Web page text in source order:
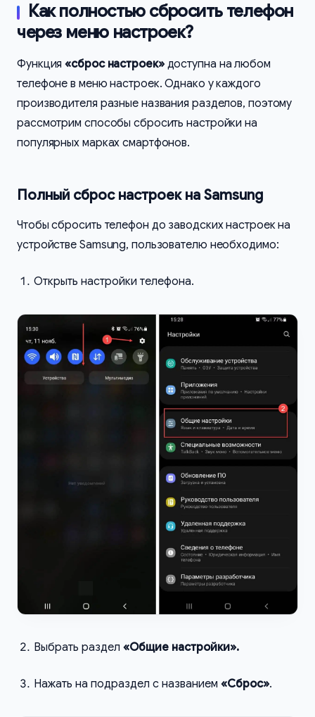
Как полностью сбросить телефон
через меню настроек?
Функция «сброс настроек» доступна на любом
телефоне в меню настроек. Однако у каждого
производителя разные названия разделов, поэтому
рассмотрим способы сбросить настройки на
популярных марках смартфонов.
Полный сброс настроек на Samsung
Чтобы сбросить телефон до заводских настроек на
устройстве Samsung, пользователю необходимо:
Открыть настройки телефона.
Выбрать раздел «Общие настройки».
Нажать на подраздел с названием «Сброс».